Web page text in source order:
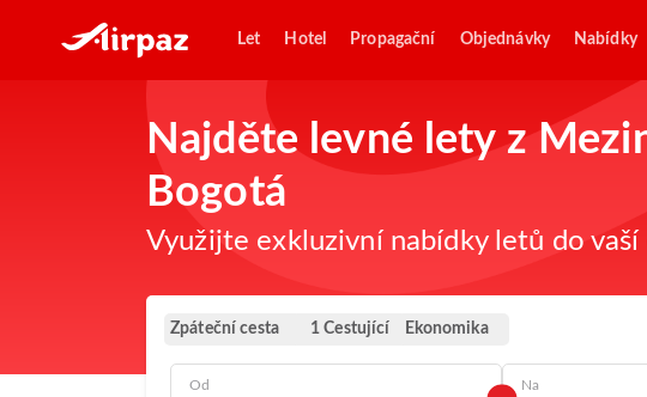
Let Hotel Propagační Objednávky Nabídky
Najděte levné lety z
Bogotá
Využijte exkluzivní nabídky letů do
Zpáteční cesta 1 Cestující Ekonomika
Od Na